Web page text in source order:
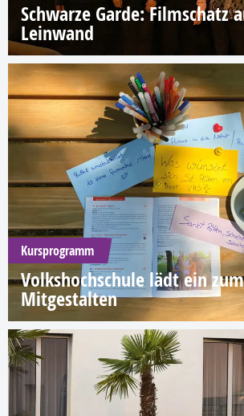
Schwarze Garde: Filmschatz
Leinwand
Kursprogramm
Volkshochschule lädt ein zum
Mitgestalten